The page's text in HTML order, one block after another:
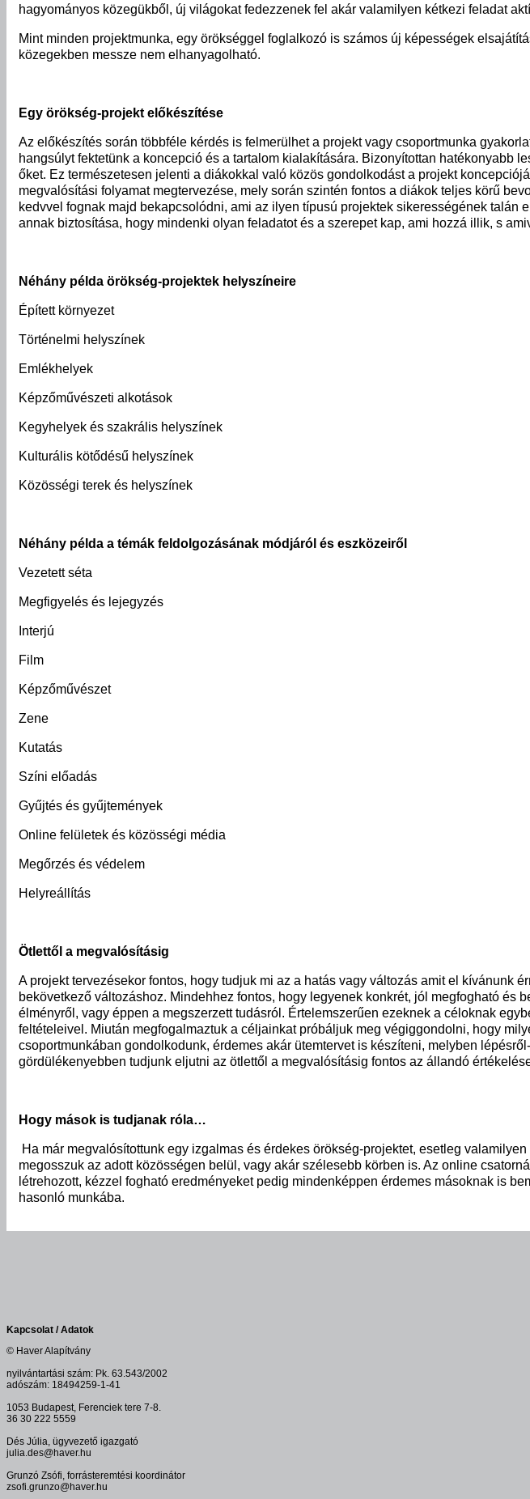
hagyományos közegükből, új világokat fedezzenek fel akár valamilyen kétkezi feladat
Mint minden projektmunka, egy örökséggel foglalkozó is számos új képességek
közegekben messze nem elhanyagolható.
Egy örökség-projekt előkészítése
Az előkészítés során többféle kérdés is felmerülhet a projekt vagy csoportmunka
hangsúlyt fektetünk a koncepció és a tartalom kialakítására. Bizonyítottan hatékonyabb
őket. Ez természetesen jelenti a diákokkal való közös gondolkodást a projekt
megvalósítási folyamat megtervezése, mely során szintén fontos a diákok teljes körű
kedvvel fognak majd bekapcsolódni, ami az ilyen típusú projektek sikerességének
annak biztosítása, hogy mindenki olyan feladatot és a szerepet kap, ami hozzá illik, s
Néhány példa örökség-projektek helyszíneire
Épített környezet
Történelmi helyszínek
Emlékhelyek
Képzőművészeti alkotások
Kegyhelyek és szakrális helyszínek
Kulturális kötődésű helyszínek
Közösségi terek és helyszínek
Néhány példa a témák feldolgozásának módjáról és eszközeiről
Vezetett séta
Megfigyelés és lejegyzés
Interjú
Film
Képzőművészet
Zene
Kutatás
Színi előadás
Gyűjtés és gyűjtemények
Online felületek és közösségi média
Megőrzés és védelem
Helyreállítás
Ötlettől a megvalósításig
A projekt tervezésekor fontos, hogy tudjuk mi az a hatás vagy változás amit el kívánunk
bekövetkező változáshoz. Mindehhez fontos, hogy legyenek konkrét, jól megfogható
élményről, vagy éppen a megszerzett tudásról. Értelemszerűen ezeknek a céloknak
feltételeivel. Miután megfogalmaztuk a céljainkat próbáljuk meg végiggondolni, hogy
csoportmunkában gondolkodunk, érdemes akár ütemtervet is készíteni, melyben
gördülékenyebben tudjunk eljutni az ötlettől a megvalósításig fontos az állandó
Hogy mások is tudjanak róla…
Ha már megvalósítottunk egy izgalmas és érdekes örökség-projektet, esetleg
megosszuk az adott közösségen belül, vagy akár szélesebb körben is. Az online
létrehozott, kézzel fogható eredményeket pedig mindenképpen érdemes másoknak is
hasonló munkába.
Kapcsolat / Adatok
© Haver Alapítvány
nyilvántartási szám: Pk. 63.543/2002
adószám: 18494259-1-41
1053 Budapest, Ferenciek tere 7-8.
36 30 222 5559
Dés Júlia, ügyvezető igazgató
julia.des@haver.hu
Grunzó Zsófi, forrásteremtési koordinátor
zsofi.grunzo@haver.hu